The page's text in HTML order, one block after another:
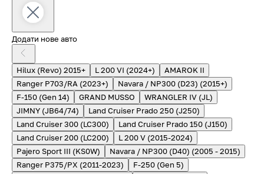
Додати нове авто
Hilux (Revo) 2015+ L 200 VI (2024+)
AMAROK II
Ranger P703/RA (2023+)
Navara / NP300 (D23) (2015+)
F-150 (Gen 14)
GRAND MUSSO
WRANGLER IV (JL)
JIMNY (JB64/74)
Land Cruiser Prado 250 (J250)
Land Cruiser 300 (LC300)
Land Cruiser Prado 150 (J150)
Land Cruiser 200 (LC200)
L 200 V (2015-2024)
Pajero Sport III (KS0W)
Navara / NP300 (D40) (2005 - 2015)
Ranger P375/PX (2011-2023)
F-250 (Gen 5)